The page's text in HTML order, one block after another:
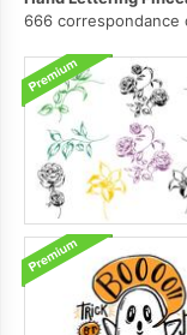
666 correspondance